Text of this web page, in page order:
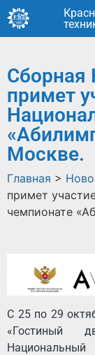
Сборная
примет
Москве.
Главная >
примет
чемпионате
С 25 по 29
«Гостиный